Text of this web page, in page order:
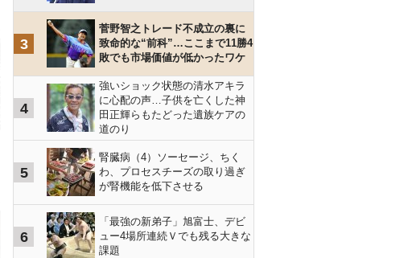
3
菅野智之トレード不成立の裏に
致命的な“前科”…ここまで11勝4
敗でも市場価値が低かったワケ
4
強いショック状態の清水アキラ
に心配の声…子供を亡くした神
田正輝らもたどった遺族ケアの
道のり
5
腎臓病（4）ソーセージ、ちく
わ、プロセスチーズの取り過ぎ
が腎機能を低下させる
6
「最強の新弟子」旭富士、デビ
ュー4場所連続Ｖでも残る大きな
課題